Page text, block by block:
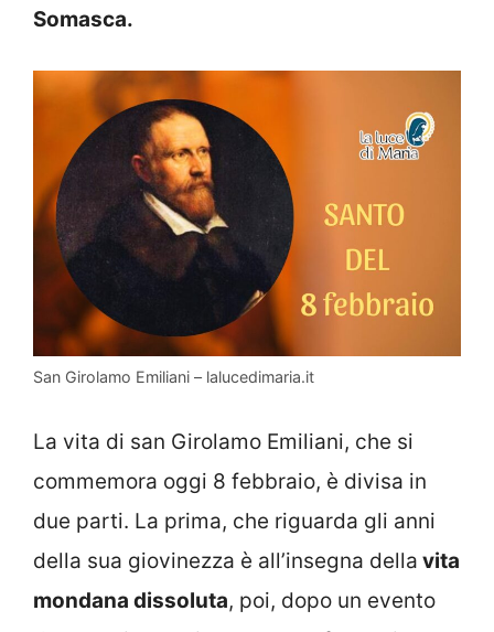
Somasca.
San Girolamo Emiliani – lalucedimaria.it
La vita di san Girolamo Emiliani, che si
commemora oggi 8 febbraio, è divisa in
due parti. La prima, che riguarda gli anni
della sua giovinezza è all’insegna della vita
mondana dissoluta, poi, dopo un evento